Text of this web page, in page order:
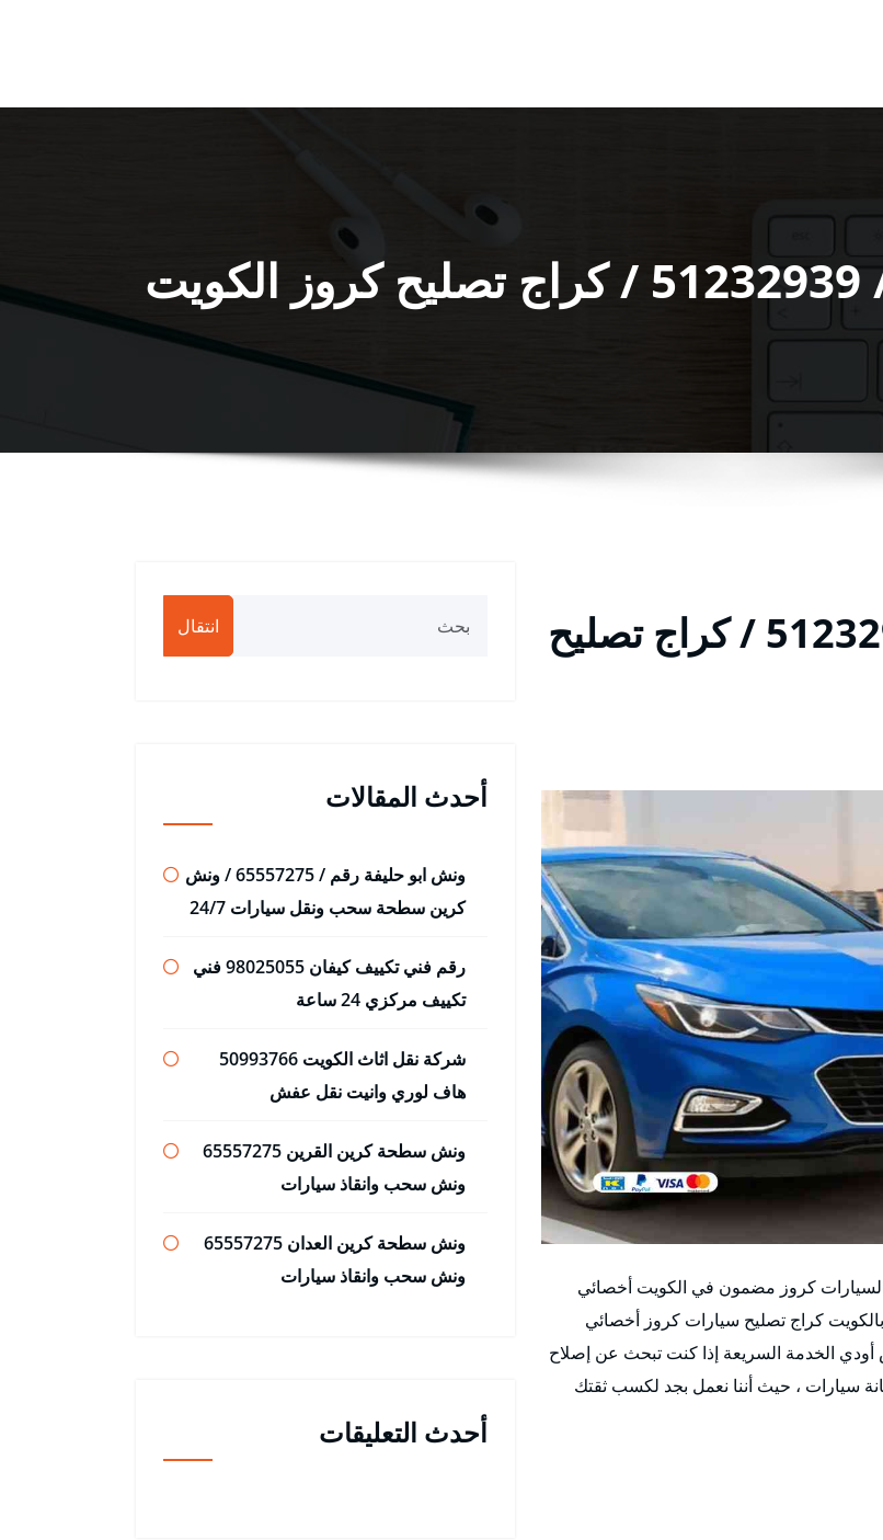
متخصص سيارات كروز / 51232939‬ / كراج تصليح
كروز مضمون في الكويت أخصائي
كراج تصليح سيارات كروز أخصائي
الخدمة السريعة إذا كنت تبحث عن إصلاح
سيارات ، حيث أننا نعمل بجد لكسب ثقتك
انتقال
أحدث المقالات
ونش ابو حليفة رقم / 65557275 / ونش
كرين سطحة سحب ونقل سيارات 24/7
رقم فني تكييف كيفان 98025055 فني
تكييف مركزي 24 ساعة
شركة نقل اثاث الكويت 50993766
هاف لوري وانيت نقل عفش
ونش سطحة كرين القرين 65557275
ونش سحب وانقاذ سيارات
ونش سطحة كرين العدان 65557275
ونش سحب وانقاذ سيارات
أحدث التعليقات